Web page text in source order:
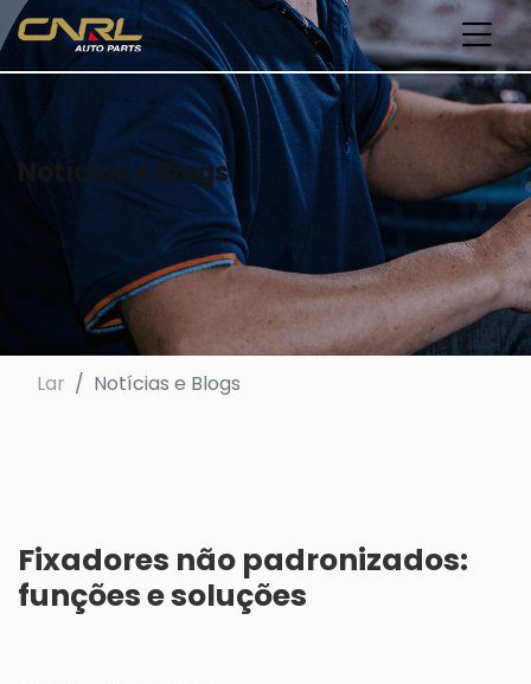
Notícias e Blogs
Lar Notícias e Blogs
Fixadores não padronizados:
funções e soluções